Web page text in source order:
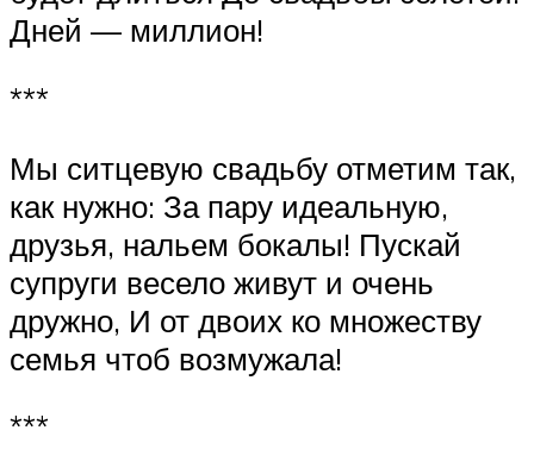
Дней — миллион!
***
Мы ситцевую свадьбу отметим так,
как нужно: За пару идеальную,
друзья, нальем бокалы! Пускай
супруги весело живут и очень
дружно, И от двоих ко множеству
семья чтоб возмужала!
***